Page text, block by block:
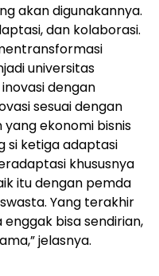
akan digunakannya.
dan kolaborasi.
universitas
dengan
sesuai dengan
ekonomi bisnis
si ketiga adaptasi
khususnya
itu dengan pemda
Yang terakhir
bisa sendirian,
jelasnya.